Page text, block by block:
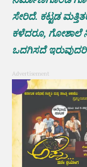
ಸೇರಿದೆ. ಕಟ್ಟಡ
ಕಳೆದರೂ, ಗೋಶಾಲೆ
ಒದಗಿಸದೆ
Advertisement